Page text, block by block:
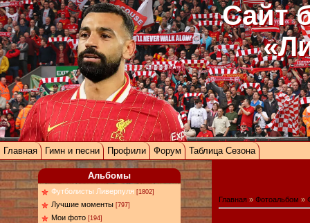
Сайт
Главная Гимн и песни Профили Форум Таблица Сезона
Альбомы
Футболисты Ливерпуля [1802]
Лучшие моменты [797]
Мои фото [194]
Главная » Фотоальбом »